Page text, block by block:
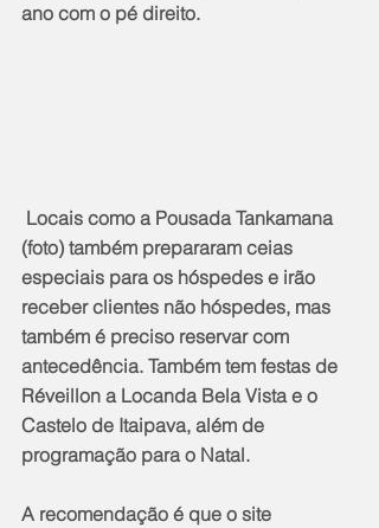
ano com o pé direito.
(foto) também prepararam ceias
especiais para os hóspedes e irão
receber clientes não hóspedes, mas
também é preciso reservar com
antecedência. Também tem festas de
Réveillon a Locanda Bela Vista e o
Castelo de Itaipava, além de
programação para o Natal.
A recomendação é que o site